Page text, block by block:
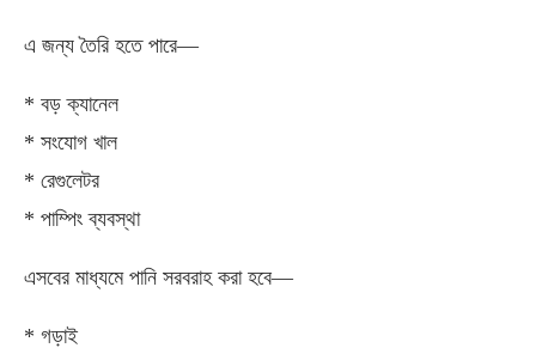
এ জন্য তৈরি হতে পারে—
* বড় ক্যানেল
* সংযোগ খাল
* রেগুলেটর
* পাম্পিং ব্যবস্থা
এসবের মাধ্যমে পানি সরবরাহ করা হবে—
* গড়াই